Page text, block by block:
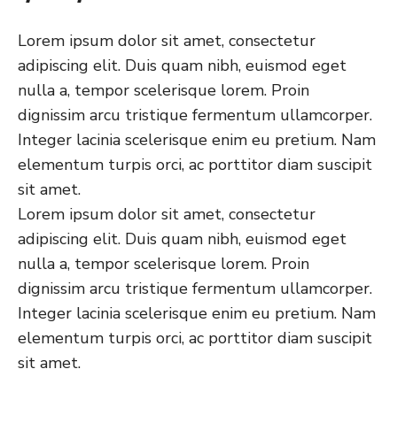
Lorem ipsum dolor sit amet, consectetur
adipiscing elit. Duis quam nibh, euismod eget
nulla a, tempor scelerisque lorem. Proin
dignissim arcu tristique fermentum ullamcorper.
Integer lacinia scelerisque enim eu pretium. Nam
elementum turpis orci, ac porttitor diam suscipit
sit amet.
Lorem ipsum dolor sit amet, consectetur
adipiscing elit. Duis quam nibh, euismod eget
nulla a, tempor scelerisque lorem. Proin
dignissim arcu tristique fermentum ullamcorper.
Integer lacinia scelerisque enim eu pretium. Nam
elementum turpis orci, ac porttitor diam suscipit
sit amet.